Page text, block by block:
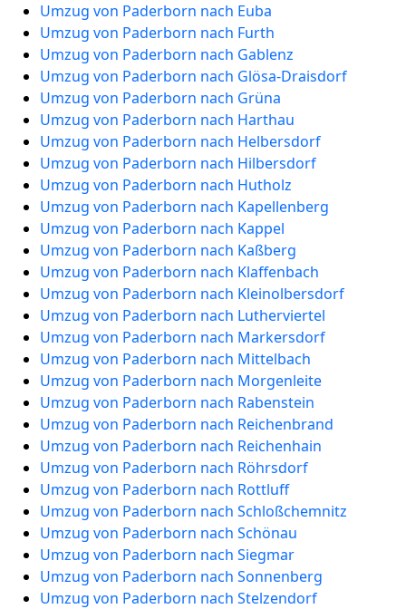
Umzug von Paderborn nach Euba
Umzug von Paderborn nach Furth
Umzug von Paderborn nach Gablenz
Umzug von Paderborn nach Glösa-Draisdorf
Umzug von Paderborn nach Grüna
Umzug von Paderborn nach Harthau
Umzug von Paderborn nach Helbersdorf
Umzug von Paderborn nach Hilbersdorf
Umzug von Paderborn nach Hutholz
Umzug von Paderborn nach Kapellenberg
Umzug von Paderborn nach Kappel
Umzug von Paderborn nach Kaßberg
Umzug von Paderborn nach Klaffenbach
Umzug von Paderborn nach Kleinolbersdorf
Umzug von Paderborn nach Lutherviertel
Umzug von Paderborn nach Markersdorf
Umzug von Paderborn nach Mittelbach
Umzug von Paderborn nach Morgenleite
Umzug von Paderborn nach Rabenstein
Umzug von Paderborn nach Reichenbrand
Umzug von Paderborn nach Reichenhain
Umzug von Paderborn nach Röhrsdorf
Umzug von Paderborn nach Rottluff
Umzug von Paderborn nach Schloßchemnitz
Umzug von Paderborn nach Schönau
Umzug von Paderborn nach Siegmar
Umzug von Paderborn nach Sonnenberg
Umzug von Paderborn nach Stelzendorf